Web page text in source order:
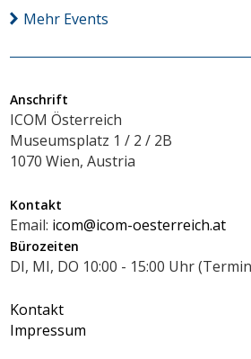
Mehr Events
Anschrift
ICOM Österreich
Museumsplatz 1 / 2 / 2B
1070 Wien, Austria
Kontakt
Email: icom@icom-oesterreich.at
Bürozeiten
DI, MI, DO 10:00 - 15:00 Uhr
Kontakt
Impressum